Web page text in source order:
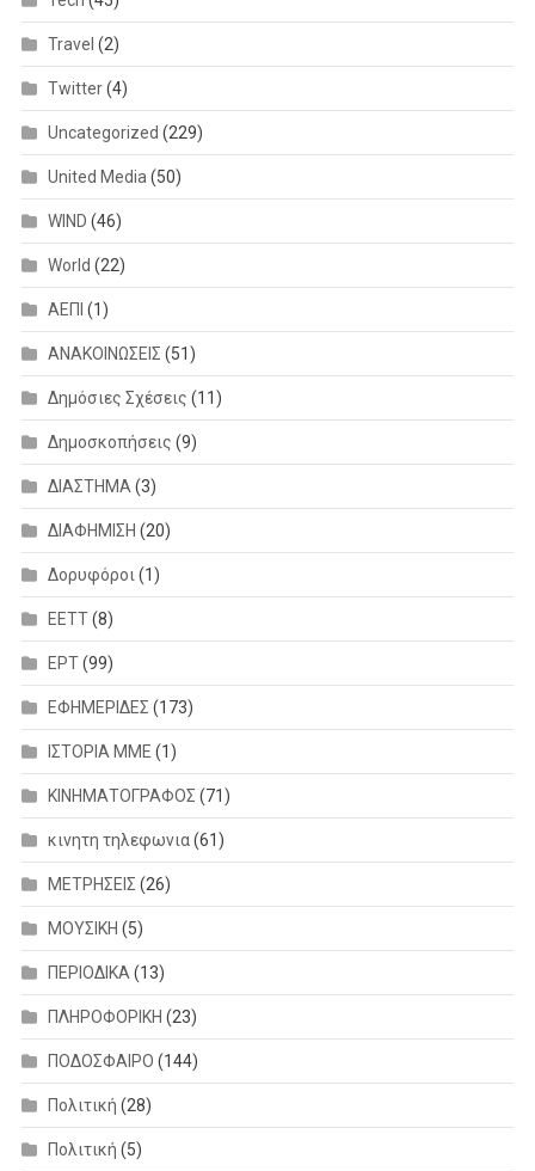
Travel (2)
Twitter(4)
Uncategorized (229)
United Media (50)
WIND (46)
World (22)
ΑΕΠΙ (1)
ΑΝΑΚΟΙΝΩΣΕΙΣ (51)
Δημόσιες Σχέσεις (11)
Δημοσκοπήσεις (9)
ΔΙΑΣΤΗΜΑ (3)
ΔΙΑΦΗΜΙΣΗ (20)
Δορυφόροι (1)
ΕΕΤΤ(8)
ΕΡΤ(99)
ΕΦΗΜΕΡΙΔΕΣ (173)
ΙΣΤΟΡΙΑ ΜΜΕ (1)
ΚΙΝΗΜΑΤΟΓΡΑΦΟΣ (71)
κινητη τηλεφωνια(61)
ΜΕΤΡΗΣΕΙΣ (26)
ΜΟΥΣΙΚΗ (5)
ΠΕΡΙΟΔΙΚΑ (13)
ΠΛΗΡΟΦΟΡΙΚΗ (23)
ΠΟΔΟΣΦΑΙΡΟ (144)
Πολιτική (28)
Πολιτική (5)